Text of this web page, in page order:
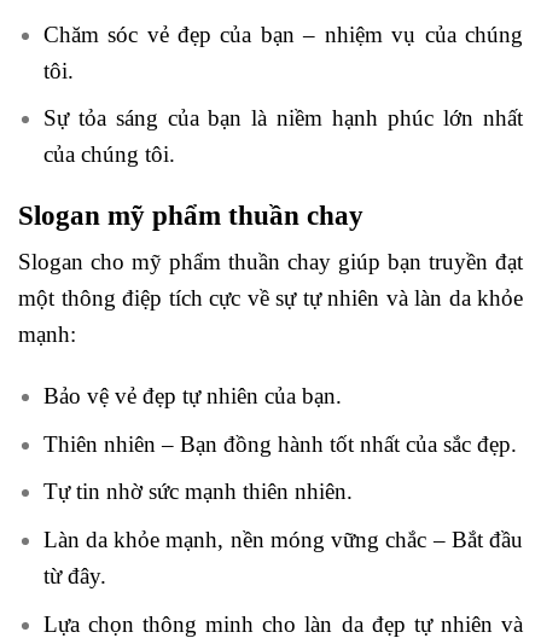
Chăm sóc vẻ đẹp của bạn – nhiệm vụ của chúng
tôi.
Sự tỏa sáng của bạn là niềm hạnh phúc lớn nhất
của chúng tôi.
Slogan mỹ phẩm thuần chay
Slogan cho mỹ phẩm thuần chay giúp bạn truyền đạt
một thông điệp tích cực về sự tự nhiên và làn da khỏe
mạnh:
Bảo vệ vẻ đẹp tự nhiên của bạn.
Thiên nhiên – Bạn đồng hành tốt nhất của sắc đẹp.
Tự tin nhờ sức mạnh thiên nhiên.
Làn da khỏe mạnh, nền móng vững chắc – Bắt đầu
từ đây.
Lựa chọn thông minh cho làn da đẹp tự nhiên và